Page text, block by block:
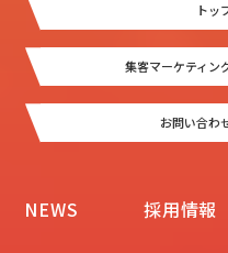
トッ
集客マーケティン
お問い合わ
NEWS 採用情報